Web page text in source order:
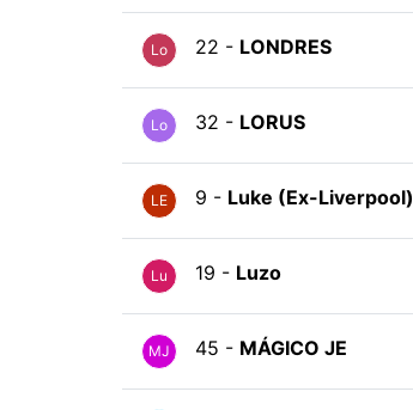
Lo 22 - LONDRES
Lo 32 - LORUS
LE 9 - Luke (Ex-Liverpool)
Lu 19 - Luzo
MJ 45 - MÁGICO JE